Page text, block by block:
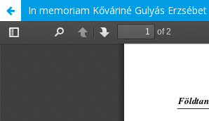
In memoriam Kőváriné Gulyás Erzsébet